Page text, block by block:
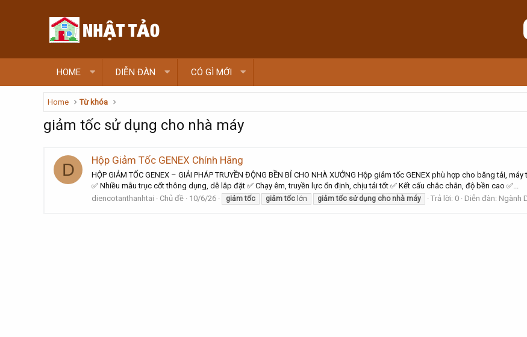
HOME DIỄN ĐÀN CÓ GÌ MỚI
Home Từ khóa
giảm tốc sử dụng cho nhà máy
D Hộp Giảm Tốc GENEX Chính Hãng
HỘP GIẢM TỐC GENEX – GIẢI PHÁP TRUYỀN ĐỘNG BỀN BỈ CHO NHÀ XƯỞNG Hộp giảm tốc GENEX phù hợp cho băng tải,
✅ Nhiều mẫu trục cốt thông dụng, dễ lắp đặt ✅ Chạy êm, truyền lực ổn định, chịu tải tốt ✅ Kết cấu chắc chắn, độ bền cao ✅...
diencotanthanhtai
Chủ đề 10/6/26 giảm tốc giảm tốc lớn giảm tốc sử dụng cho nhà máy Trả lời: 0 Diễn đàn: Ngành